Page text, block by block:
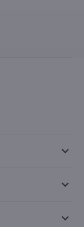
keyboard_arrow_down
keyboard_arrow_down
keyboard_arrow_down